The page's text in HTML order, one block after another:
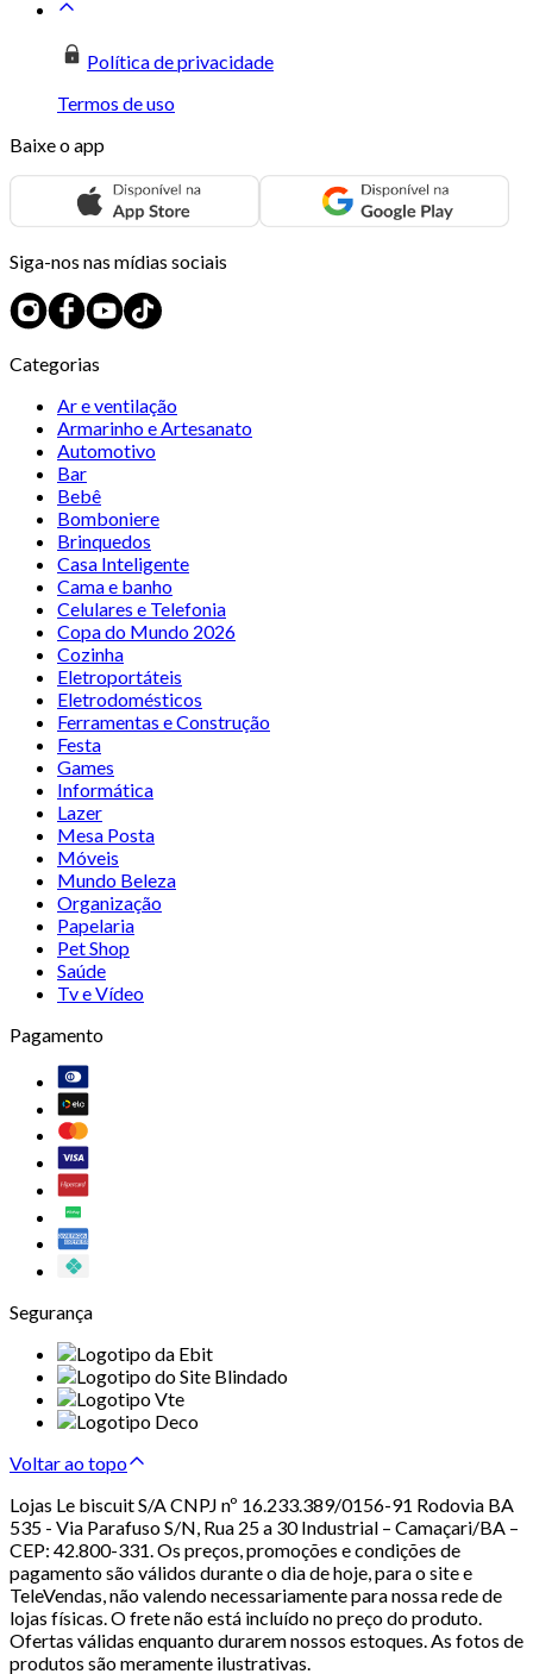
Política de privacidade
Termos de uso
Baixe o app
Siga-nos nas mídias sociais
Categorias
Ar e ventilação
Armarinho e Artesanato
Automotivo
Bar
Bebê
Bomboniere
Brinquedos
Casa Inteligente
Cama e banho
Celulares e Telefonia
Copa do Mundo 2026
Cozinha
Eletroportáteis
Eletrodomésticos
Ferramentas e Construção
Festa
Games
Informática
Lazer
Mesa Posta
Móveis
Mundo Beleza
Organização
Papelaria
Pet Shop
Saúde
Tv e Vídeo
Pagamento
Segurança
Voltar ao topo
Lojas Le biscuit S/A CNPJ nº 16.233.389/0156-91 Rodovia BA
535 - Via Parafuso S/N, Rua 25 a 30 Industrial – Camaçari/BA –
CEP: 42.800-331. Os preços, promoções e condições de
pagamento são válidos durante o dia de hoje, para o site e
TeleVendas, não valendo necessariamente para nossa rede de
lojas físicas. O frete não está incluído no preço do produto.
Ofertas válidas enquanto durarem nossos estoques. As fotos de
produtos são meramente ilustrativas.